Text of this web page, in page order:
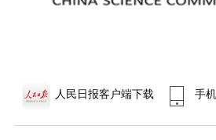
人民日报客户端下载 手